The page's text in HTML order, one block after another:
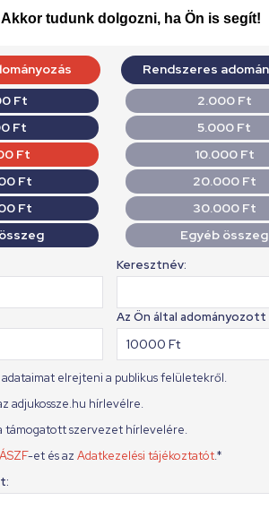
Akkor tudunk dolgozni, ha Ön is segít!